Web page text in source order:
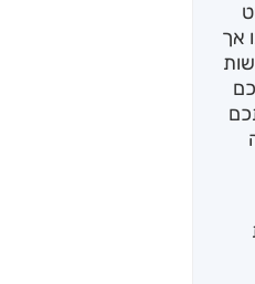
אך